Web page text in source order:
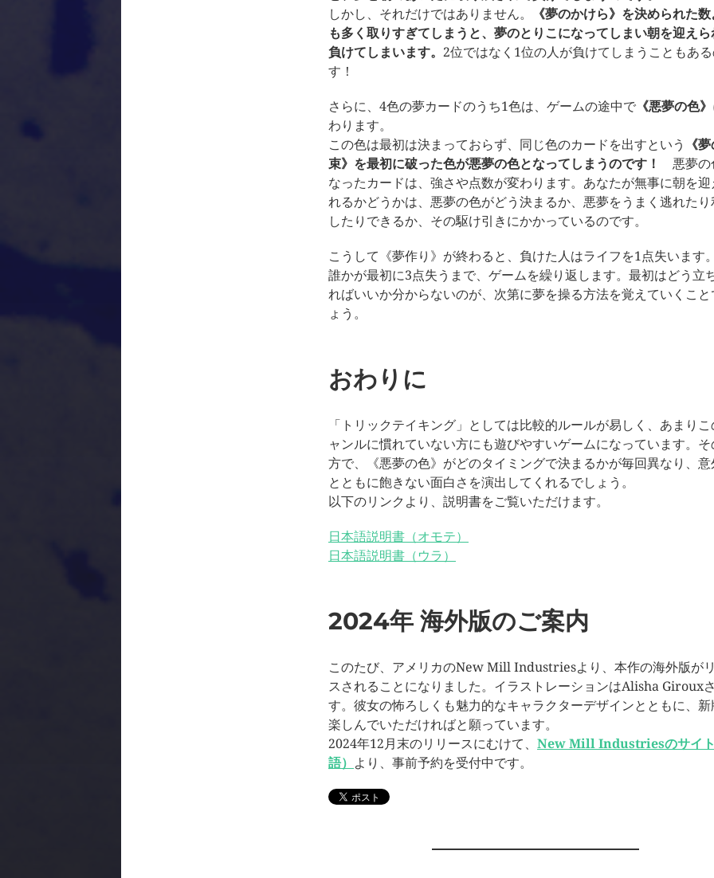
しかし、それだけではありません。
《夢のかけら》を決められた
も多く取りすぎてしまうと、夢のとりこになってしまい朝を迎えら
負けてしまいます。 2位ではなく1位の人が負けてしまうこともあ
す！
さらに、4色の夢カードのうち1色は、ゲームの途中で 《悪夢の色》
わります。
この色は最初は決まっておらず、同じ色のカードを出すという
《
束》を最初に破った色が悪夢の色となってしまうのです！
悪夢の
なったカードは、強さや点数が変わります。あなたが無事に朝を迎
れるかどうかは、悪夢の色がどう決まるか、悪夢をうまく逃れたり
したりできるか、その駆け引きにかかっているのです。
こうして《夢作り》が終わると、負けた人はライフを1点失います
誰かが最初に3点失うまで、ゲームを繰り返します。最初はどう立
ればいいか分からないのが、次第に夢を操る方法を覚えていくこと
ょう。
おわりに
「トリックテイキング」としては比較的ルールが易しく、あまり
ャンルに慣れていない方にも遊びやすいゲームになっています。そ
方で、《悪夢の色》がどのタイミングで決まるかが毎回異なり、意
とともに飽きない面白さを演出してくれるでしょう。
以下のリンクより、説明書をご覧いただけます。
日本語説明書（オモテ）
日本語説明書（ウラ）
2024年 海外版のご案内
このたび、アメリカのNew Mill Industriesより、本作の海外版が
スされることになりました。イラストレーションはAlisha Giroux
す。彼女の怖ろしくも魅力的なキャラクターデザインとともに、新
楽しんでいただければと願っています。
2024年12月末のリリースにむけて、 New Mill Industriesのサイ
語） より、事前予約を受付中です。